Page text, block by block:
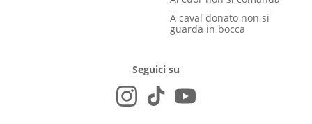
A caval donato non si
guarda in bocca
Seguici su